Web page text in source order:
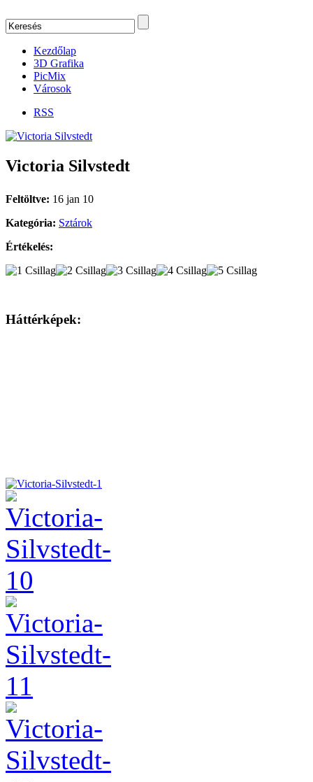
Kezdőlap
3D Grafika
PicMix
Városok
RSS
Victoria Silvstedt
Feltöltve: 16 jan 10
Kategória: Sztárok
Értékelés:
Háttérképek: